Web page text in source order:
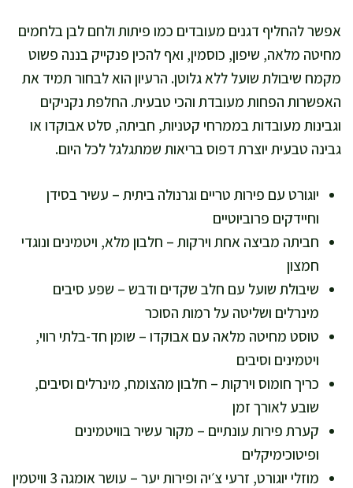
אפשר להחליף דגנים מעובדים כמו פיתות ולחם לבן בלחמים
מחיטה מלאה, שיפון, כוסמין, ואף להכין פנקייק בננה פשוט
מקמח שיבולת שועל ללא גלוטן. הרעיון הוא לבחור תמיד את
האפשרות הפחות מעובדת והכי טבעית. החלפת נקניקים
וגבינות מעובדות בממרחי קטניות, חביתה, סלט אבוקדו או
גבינה טבעית יוצרת דפוס בריאות שמתגלגל לכל היום.
יוגורט עם פירות טריים וגרנולה ביתית – עשיר בסידן
וחיידקים פרוביוטיים
חביתה מביצה אחת וירקות – חלבון מלא, ויטמינים ונוגדי
חמצון
שיבולת שועל עם חלב שקדים ודבש – שפע סיבים
מינרלים ושליטה על רמות הסוכר
טוסט מחיטה מלאה עם אבוקדו – שומן חד-בלתי רווי,
ויטמינים וסיבים
כריך חומוס וירקות – חלבון מהצומח, מינרלים וסיבים,
שובע לאורך זמן
קערת פירות עונתיים – מקור עשיר בוויטמינים
ופיטוכימיקלים
מוזלי יוגורט, זרעי צ׳יה ופירות יער – עושר אומגה 3 וויטמין